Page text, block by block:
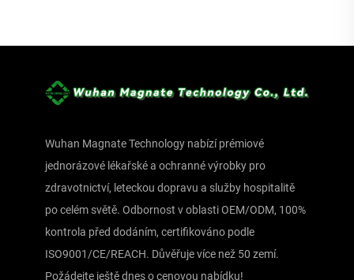
podloženou profesionalitou, odborností a individuálním
chráněni po celém světě.
Naše rozsáhlé zkušenosti v výrobě široké škály
jednorázových lékařských potřeb, od příslušenství
určeného speciálně pro MRI až po operační pláště, nám
poskytly hluboké porozumění chování materiálů, přesnosti
návrhu a kritické roli kontroly kontaminace. Tato odborná
Wuhan Magnate Technology nabízí prémiové
jednorázové lékařské a ochranné výrobky pro
zdravotnictví, leteckou dopravu a služby hospitalitě
po celém světě. Odbornost v oblasti OEM/ODM, 100%
kontrola před dodáním, certifikováno podle
ISO9001/CE/REACH. Důvěřuje více než 50 zemí.
Požádejte ještě dnes o cenovou nabídku!